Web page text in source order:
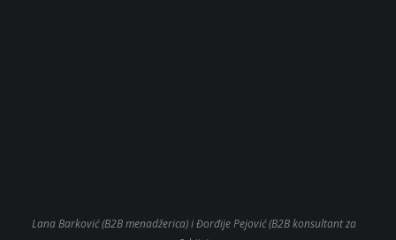
Lana Barković (B2B menadžerica) i Đorđije Pejović (B2B konsultant za